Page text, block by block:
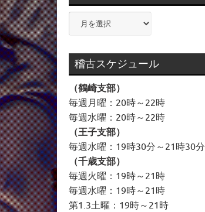
ー
イ
ブ
稽古スケジュール
（鶴崎支部）
毎週月曜：20時～22時
毎週水曜：20時～22時
（王子支部）
毎週水曜：19時30分～21時30分
（千歳支部）
毎週火曜：19時～21時
毎週水曜：19時～21時
第1.3土曜：19時～21時